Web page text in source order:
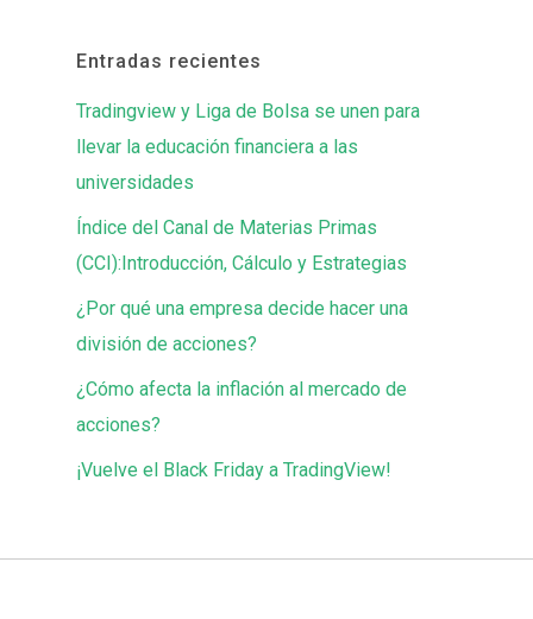
Entradas recientes
Tradingview y Liga de Bolsa se unen para
llevar la educación financiera a las
universidades
Índice del Canal de Materias Primas
(CCI):Introducción, Cálculo y Estrategias
¿Por qué una empresa decide hacer una
división de acciones?
¿Cómo afecta la inflación al mercado de
acciones?
¡Vuelve el Black Friday a TradingView!